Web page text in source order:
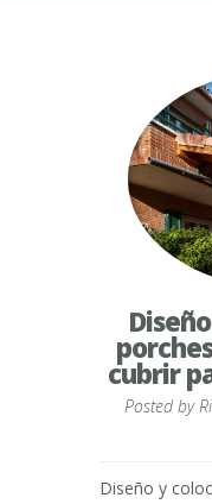
cubrir
Posted by
Diseño y